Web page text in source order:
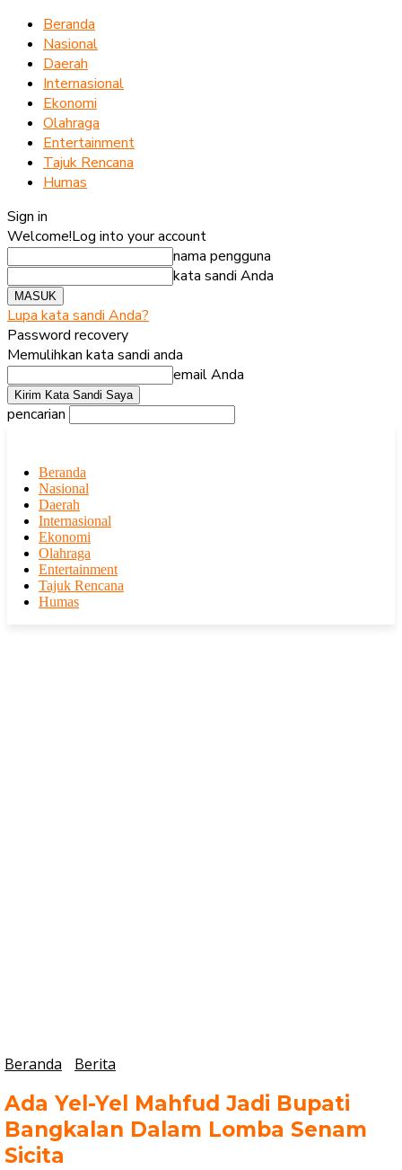
Beranda
Nasional
Daerah
Internasional
Ekonomi
Olahraga
Entertainment
Tajuk Rencana
Humas
Sign in
Welcome!Log into your account
nama pengguna
kata sandi Anda
Lupa kata sandi Anda?
Password recovery
Memulihkan kata sandi anda
email Anda
pencarian
Beranda
Nasional
Daerah
Internasional
Ekonomi
Olahraga
Entertainment
Tajuk Rencana
Humas
Beranda Berita
Ada Yel-Yel Mahfud Jadi Bupati
Bangkalan Dalam Lomba Senam
Sicita